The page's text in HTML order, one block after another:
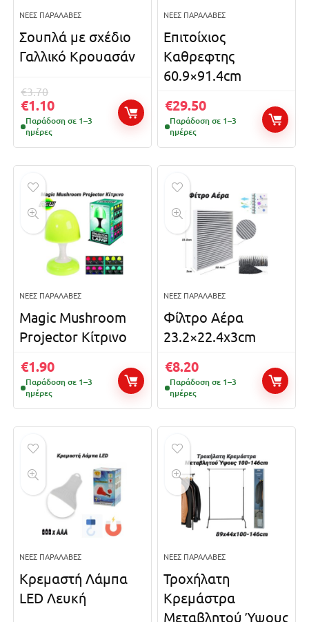
ΝΈΕΣ ΠΑΡΑΛΑΒΈΣ
Σουπλά με σχέδιο
Γαλλικό Κρουασάν
€3.70
€1.10
Παράδοση σε 1–3
ημέρες
ΝΈΕΣ ΠΑΡΑΛΑΒΈΣ
Επιτοίχιος
Καθρεφτης
60.9×91.4cm
€29.50
Παράδοση σε 1–3
ημέρες
ΝΈΕΣ ΠΑΡΑΛΑΒΈΣ
Magic Mushroom
Projector Κίτρινο
€1.90
Παράδοση σε 1–3
ημέρες
ΝΈΕΣ ΠΑΡΑΛΑΒΈΣ
Φίλτρο Αέρα
23.2×22.4x3cm
€8.20
Παράδοση σε 1–3
ημέρες
ΝΈΕΣ ΠΑΡΑΛΑΒΈΣ
Κρεμαστή Λάμπα
LED Λευκή
ΝΈΕΣ ΠΑΡΑΛΑΒΈΣ
Τροχήλατη
Κρεμάστρα
Μεταβλητού Ύψους